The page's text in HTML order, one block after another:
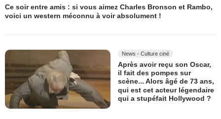
Ce soir entre amis : si vous aimez Charles Bronson et Rambo,
voici un western méconnu à voir absolument !
News - Culture ciné
Après avoir reçu son Oscar,
il fait des pompes sur
scène... Alors âgé de 73 ans,
qui est cet acteur légendaire
qui a stupéfait Hollywood ?